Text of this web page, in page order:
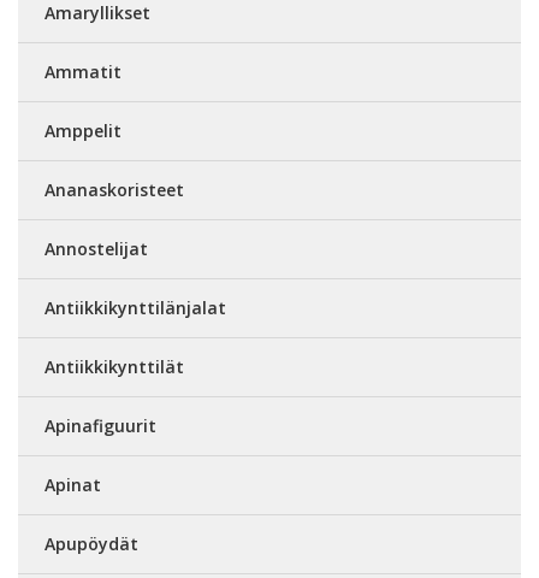
Amaryllikset
Ammatit
Amppelit
Ananaskoristeet
Annostelijat
Antiikkikynttilänjalat
Antiikkikynttilät
Apinafiguurit
Apinat
Apupöydät